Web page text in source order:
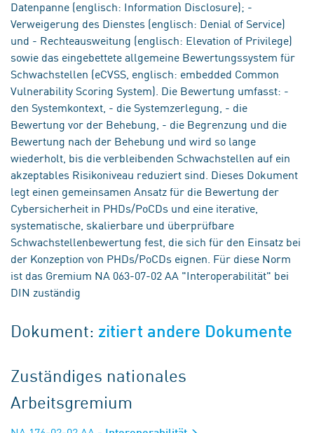
Datenpanne (englisch: Information Disclosure); -
Verweigerung des Dienstes (englisch: Denial of Service)
und - Rechteausweitung (englisch: Elevation of Privilege)
sowie das eingebettete allgemeine Bewertungssystem für
Schwachstellen (eCVSS, englisch: embedded Common
Vulnerability Scoring System). Die Bewertung umfasst: -
den Systemkontext, - die Systemzerlegung, - die
Bewertung vor der Behebung, - die Begrenzung und die
Bewertung nach der Behebung und wird so lange
wiederholt, bis die verbleibenden Schwachstellen auf ein
akzeptables Risikoniveau reduziert sind. Dieses Dokument
legt einen gemeinsamen Ansatz für die Bewertung der
Cybersicherheit in PHDs/PoCDs und eine iterative,
systematische, skalierbare und überprüfbare
Schwachstellenbewertung fest, die sich für den Einsatz bei
der Konzeption von PHDs/PoCDs eignen. Für diese Norm
ist das Gremium NA 063-07-02 AA "Interoperabilität" bei
DIN zuständig
Dokument: zitiert andere Dokumente
Zuständiges nationales
Arbeitsgremium